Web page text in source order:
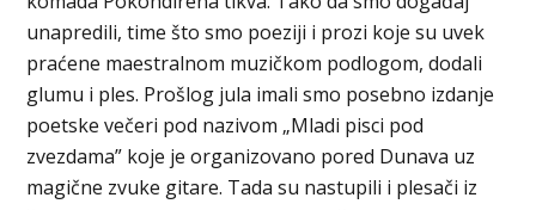
unapredili, time što smo poeziji i prozi koje su uvek
praćene maestralnom muzičkom podlogom, dodali
glumu i ples. Prošlog jula imali smo posebno izdanje
poetske večeri pod nazivom „Mladi pisci pod
zvezdama” koje je organizovano pored Dunava uz
magične zvuke gitare. Tada su nastupili i plesači iz